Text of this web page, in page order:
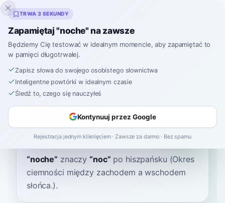
Inklingo
Strona główna›Hiszpański›Słownik›noche
noche
NO-cheh ˈnot͡ʃe
“noche” znaczy “noc” po hiszpańsku (Okres
ciemności między zachodem a wschodem
słońca.).
TRWA 3 SEKUNDY
Zapamiętaj "noche" na zawsze
Będziemy Cię testować w idealnym momencie, aby zapamiętać to
w pamięci długotrwałej.
Zapisz słowa do swojego osobistego słownictwa
Inteligentne powtórki w idealnym czasie
Śledź to, czego się nauczyłeś
Kontynuuj przez Google
Rejestracja jednym kliknięciem · Zawsze za darmo · Bez spamu